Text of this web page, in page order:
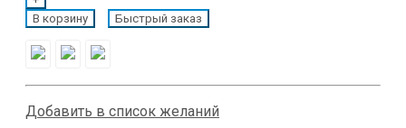
В корзину Быстрый заказ
Добавить в список желаний